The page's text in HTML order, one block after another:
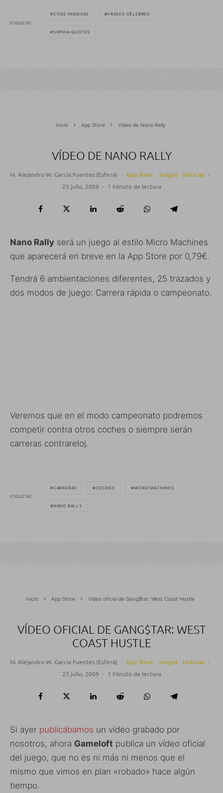
ETIQUETAS
CITAS FAMOSAS FRASES CÉLEBRES
SOPHIA QUOTES
Inicio App Store Vídeo de Nano Rally
VÍDEO DE NANO RALLY
M. Alejandro W. García Fuentes (Esfera) · App Store Juegos Noticias ·
23 julio, 2009 · 1 Minuto de lectura
Nano Rally será un juego al estilo Micro Machines
que aparecerá en breve en la App Store por 0,79€.
Tendrá 6 ambientaciones diferentes, 25 trazados y
dos modos de juego: Carrera rápida o campeonato.
Veremos que en el modo campeonato podremos
competir contra otros coches o siempre serán
carreras contrareloj.
ETIQUETAS
CARRERAS COCHES MICRO MACHINES
NANO RALLY
Inicio App Store Vídeo oficial de Gang$tar: West Coast Hustle
VÍDEO OFICIAL DE GANG$TAR: WEST
COAST HUSTLE
M. Alejandro W. García Fuentes (Esfera) · App Store Juegos Noticias ·
23 julio, 2009 · 1 Minuto de lectura
Si ayer publicábamos un vídeo grabado por
nosotros, ahora Gameloft publica un vídeo oficial
del juego, que no es ni más ni menos que el
mismo que vimos en plan «robado» hace algún
tiempo.